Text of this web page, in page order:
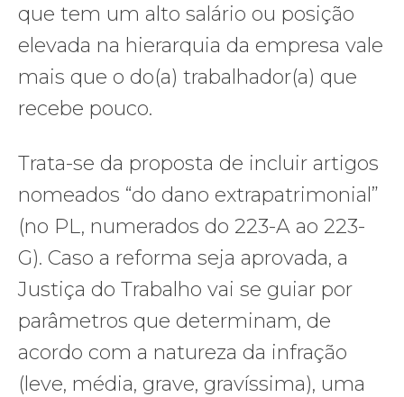
que tem um alto salário ou posição
elevada na hierarquia da empresa vale
mais que o do(a) trabalhador(a) que
recebe pouco.
Trata-se da proposta de incluir artigos
nomeados “do dano extrapatrimonial”
(no PL, numerados do 223-A ao 223-
G). Caso a reforma seja aprovada, a
Justiça do Trabalho vai se guiar por
parâmetros que determinam, de
acordo com a natureza da infração
(leve, média, grave, gravíssima), uma